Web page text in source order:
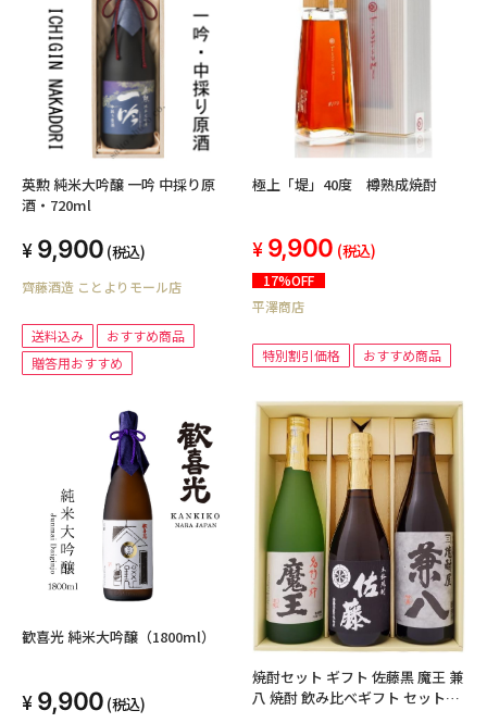
英勲 純米大吟醸 一吟 中採り原
酒・720ml
9,900 (税込)
齊藤酒造 ことよりモール店
送料込み
おすすめ商品
贈答用おすすめ
極上「堤」40度 樽熟成焼酎
9,900 (税込)
17%OFF
平澤商店
特別割引価格 おすすめ商品
歓喜光 純米大吟醸（1800ml）
9,900 (税込)
焼酎セット ギフト 佐藤黒 魔王 兼
八 焼酎 飲み比べギフト セット